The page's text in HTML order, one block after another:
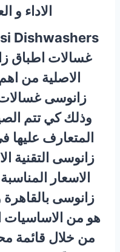
الاداء و
غسالات اطباق
الاصلية من
زانوسى
وذلك كي تتم
المتعارف
زانوسى التقنية
الاسعار
زانوسى
هو من الاساسيات
من خلال قائمة